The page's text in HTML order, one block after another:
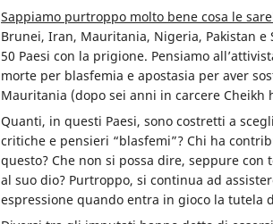
Sappiamo purtroppo molto bene cosa le
Brunei, Iran, Mauritania, Nigeria, Pakistan
50 Paesi con la prigione. Pensiamo
morte per blasfemia e apostasia per aver
Mauritania (dopo sei anni in carcere
Quanti, in questi Paesi, sono costretti a
critiche e pensieri “blasfemi”? Chi ha
questo? Che non si possa dire, seppure
al suo dio? Purtroppo, si continua ad
espressione quando entra in gioco la tutela